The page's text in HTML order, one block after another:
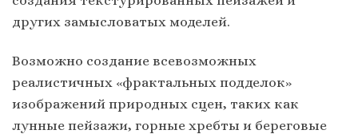
других замысловатых моделей.
Возможно создание всевозможных
реалистичных «фрактальных подделок»
изображений природных сцен, таких как
лунные пейзажи, горные хребты и береговые